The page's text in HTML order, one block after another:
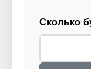
Сколько